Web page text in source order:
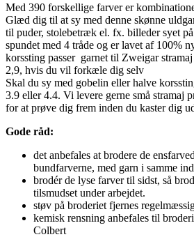
Med 390 forskellige farver er
Glæd dig til at sy med denne skønne
til puder, stolebetræk el. fx. billeder syet
spundet med 4 tråde og er lavet af 100%
korssting passer garnet til Zweigar
2,9, hvis du vil forkæle dig selv
Skal du sy med gobelin eller halve
3.9 eller 4.4. Vi levere gerne små stramaj
for at prøve dig frem inden du kaster dig
Gode råd:
det anbefales at brodere de
bundfarverne, med garn i samme
brodér de lyse farver til sidst, så
tilsmudset under arbejdet.
støv på broderiet fjernes
kemisk rensning anbefales til
Colbert